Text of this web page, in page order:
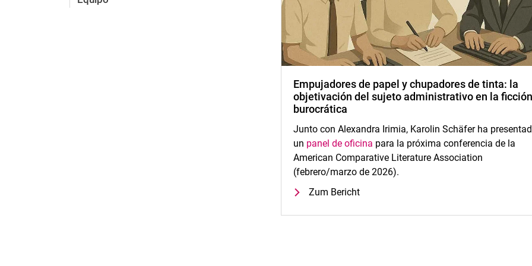
Empujadores de papel y chupadores de tinta: la
objetivación del sujeto administrativo en la ficción
burocrática
Junto con Alexandra Irimia, Karolin Schäfer ha
un panel de oficina para la próxima conferencia de la
American Comparative Literature Association
(febrero/marzo de 2026).
Zum Bericht